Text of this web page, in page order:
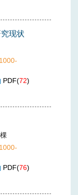
现状
PDF(72)
PDF(76)